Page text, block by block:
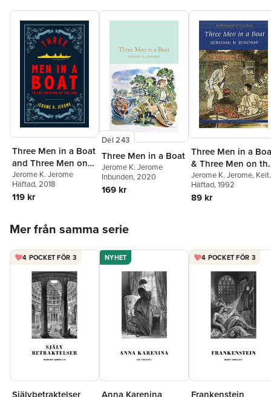
Three Men in a Boat
and Three Men on
the Bummel
Jerome K. Jerome
Häftad, 2018
119 kr
Del 243
Three Men in a Boat
Jerome K. Jerome
Inbunden, 2020
169 kr
Three Men in a
& Three Men on
Bummel
Jerome K. Jerome,
Carabine
Häftad, 1992
89 kr
Mer från samma serie
4 POCKET FÖR 3
Självbetraktelser
NYHET
Anna Karenina
4 POCKET FÖR 3
Frankenstein